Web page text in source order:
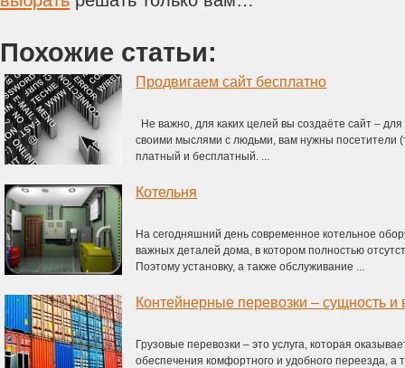
Похожие статьи:
Продвигаем сайт бесплатно
Не важно, для каких целей вы создаёте сайт –
своими мыслями с людьми, вам нужны посетители
платный и бесплатный. ...
Котельня
На сегодняшний день современное котельное
важных деталей дома, в котором полностью
Поэтому установку, а также обслуживание ...
Контейнерные перевозки – сущность
Грузовые перевозки – это услуга, которая
обеспечения комфортного и удобного переезда, а